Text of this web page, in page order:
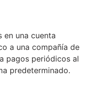
en una cuenta
a una compañía de
pagos periódicos al
predeterminado.